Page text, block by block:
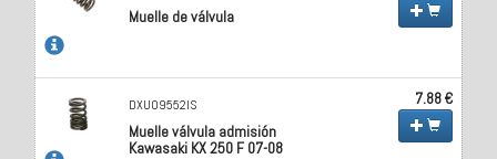
Muelle de válvula
DXU09552IS
Muelle válvula admisión
Kawasaki KX 250 F 07-08
7.88 €